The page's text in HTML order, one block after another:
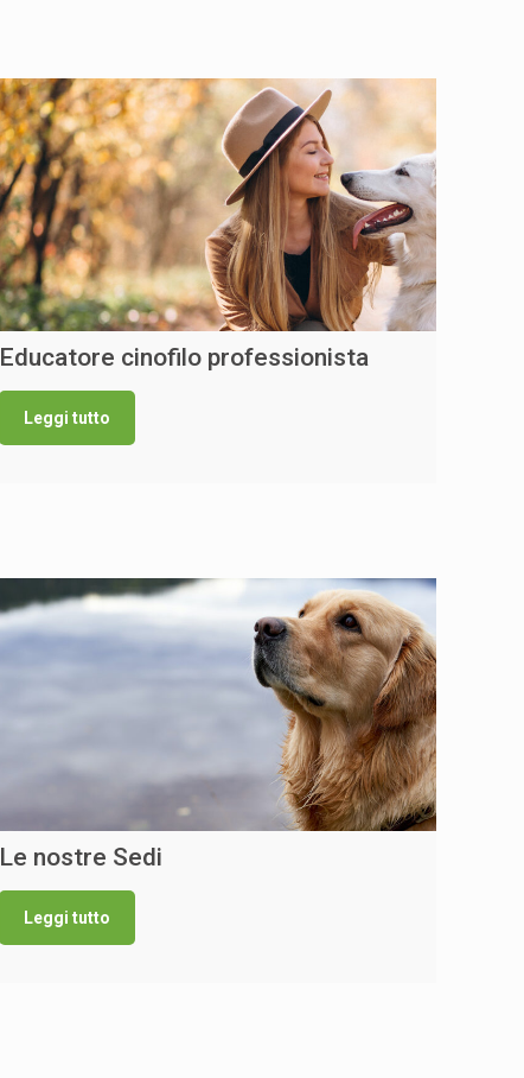
Educatore cinofilo professionista
Leggi tutto
Le nostre Sedi
Leggi tutto